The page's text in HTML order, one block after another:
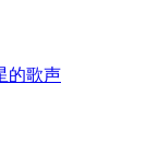
的歌声